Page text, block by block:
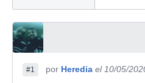
#1 por Heredia el 10/05/